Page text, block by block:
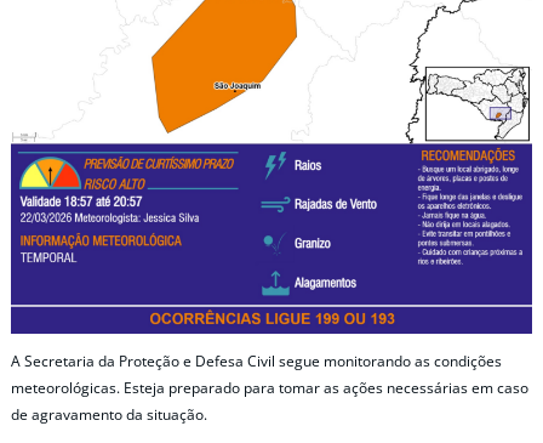
A Secretaria da Proteção e Defesa Civil segue monitorando as condições
meteorológicas. Esteja preparado para tomar as ações necessárias em caso
de agravamento da situação.